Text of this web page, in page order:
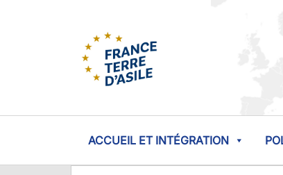
ACCUEIL ET INTÉGRATION